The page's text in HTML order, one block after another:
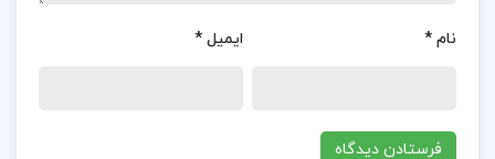
فصل چهارم : موضعی سازی حلقه ها
فصل هفتم : همریختی ها و قضایای یکریختی
نام * ایمیل *